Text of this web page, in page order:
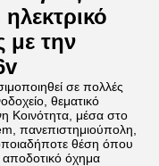
με την
σε πολλές
θεματικό
Κοινότητα, μέσα στο
πανεπιστημιούπολη,
θέση όπου
αποδοτικό όχημα